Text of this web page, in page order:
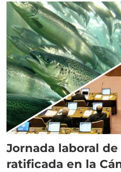
Jornada laboral
ratificada en la